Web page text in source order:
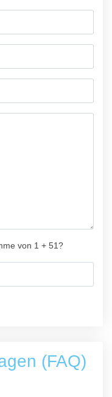
von 1 + 51?
(FAQ)